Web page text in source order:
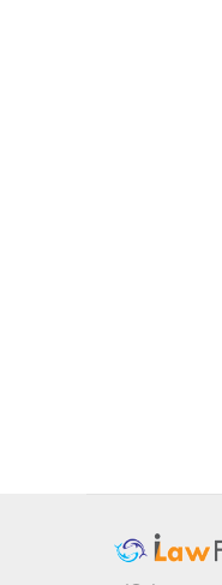
하